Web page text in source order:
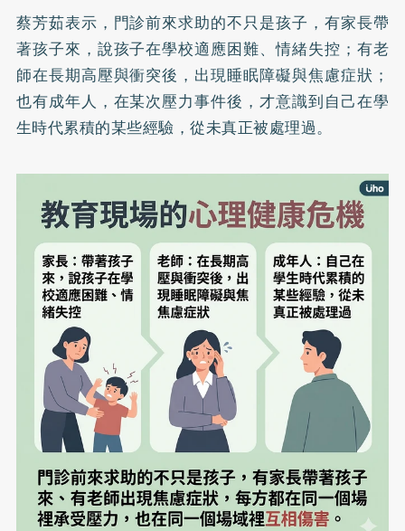
蔡芳茹表示，門診前來求助的不只是孩子，有家長帶
著孩子來，說孩子在學校適應困難、情緒失控；有老
師在長期高壓與衝突後，出現睡眠障礙與焦慮症狀；
也有成年人，在某次壓力事件後，才意識到自己在學
生時代累積的某些經驗，從未真正被處理過。